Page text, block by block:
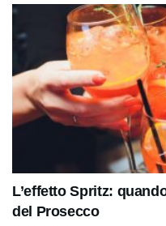
L’effetto Spritz:
del Prosecco